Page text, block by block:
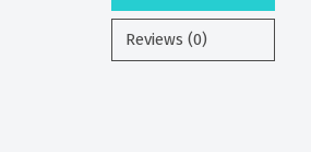
Reviews (0)